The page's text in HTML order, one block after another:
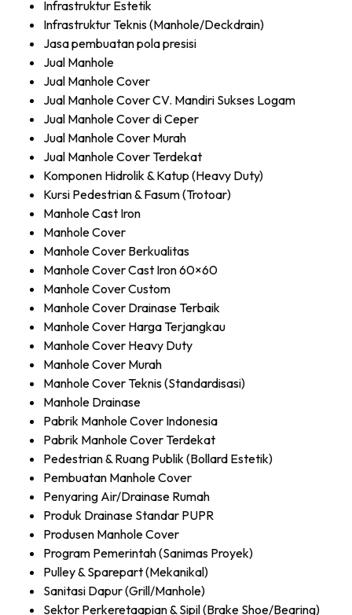
Infrastruktur Estetik
Infrastruktur Teknis (Manhole/Deckdrain)
Jasa pembuatan pola presisi
Jual Manhole
Jual Manhole Cover
Jual Manhole Cover CV. Mandiri Sukses Logam
Jual Manhole Cover di Ceper
Jual Manhole Cover Murah
Jual Manhole Cover Terdekat
Komponen Hidrolik & Katup (Heavy Duty)
Kursi Pedestrian & Fasum (Trotoar)
Manhole Cast Iron
Manhole Cover
Manhole Cover Berkualitas
Manhole Cover Cast Iron 60×60
Manhole Cover Custom
Manhole Cover Drainase Terbaik
Manhole Cover Harga Terjangkau
Manhole Cover Heavy Duty
Manhole Cover Murah
Manhole Cover Teknis (Standardisasi)
Manhole Drainase
Pabrik Manhole Cover Indonesia
Pabrik Manhole Cover Terdekat
Pedestrian & Ruang Publik (Bollard Estetik)
Pembuatan Manhole Cover
Penyaring Air/Drainase Rumah
Produk Drainase Standar PUPR
Produsen Manhole Cover
Program Pemerintah (Sanimas Proyek)
Pulley & Sparepart (Mekanikal)
Sanitasi Dapur (Grill/Manhole)
Sektor Perkeretaapian & Sipil (Brake Shoe/Bearing)